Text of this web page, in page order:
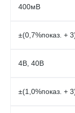
400мВ
±(0,7%показ. +
4В, 40В
±(1,0%показ. +